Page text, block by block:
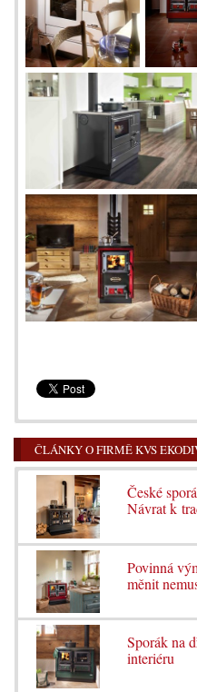
ČLÁNKY O FIRMĚ KVS
České
Návrat k
Povinná
měnit
Sporák na
interiéru